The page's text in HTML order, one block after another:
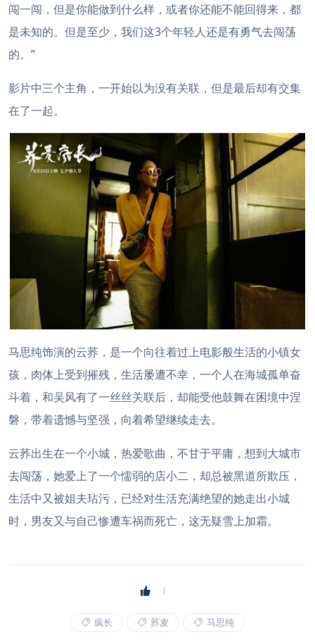
闯一闯，但是你能做到什么样，或者你还能不能回得来，都
是未知的。但是至少，我们这3个年轻人还是有勇气去闯荡
的。”
影片中三个主角，一开始以为没有关联，但是最后却有交集
在了一起。
马思纯饰演的云荞，是一个向往着过上电影般生活的小镇女
孩，肉体上受到摧残，生活屡遭不幸，一个人在海城孤单奋
斗着，和吴风有了一丝丝关联后，却能受他鼓舞在困境中涅
磐，带着遗憾与坚强，向着希望继续走去。
云荞出生在一个小城，热爱歌曲，不甘于平庸，想到大城市
去闯荡，她爱上了一个懦弱的店小二，却总被黑道所欺压，
生活中又被姐夫玷污，已经对生活充满绝望的她走出小城
时，男友又与自己惨遭车祸而死亡，这无疑雪上加霜。
疯长 荞麦 马思纯